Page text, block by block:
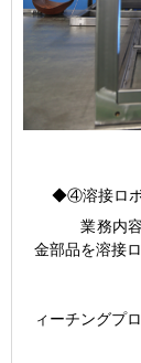
◆④溶接ロ
業務内容 ：
金部品を溶接
組み立て
＊技量に
ィーチングプ
いた